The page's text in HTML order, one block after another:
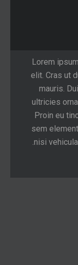
Lorem
elit. Cras ut
mauris.
ultricies
Proin eu
sem
nisi